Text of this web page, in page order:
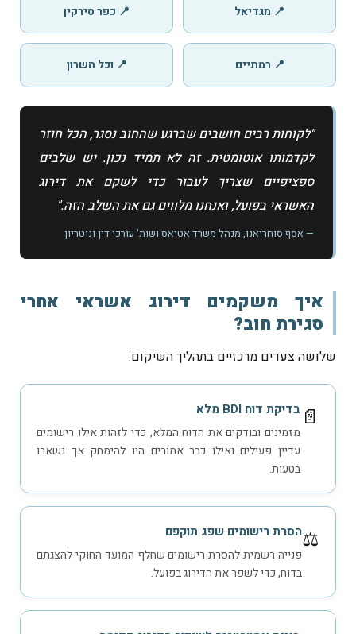
📍 מגדיאל 📍 כפר סירקין
📍 רמתיים 📍 וכל השרון
"לקוחות רבים חושבים שברגע שהחוב נסגר, הכל חוזר
לקדמותו אוטומטית. זה לא תמיד נכון. יש שלבים
ספציפיים שצריך לעבור כדי לשקם את דירוג
האשראי בפועל, ואנחנו מלווים גם את השלב הזה."
— אסף סוחריאנו, מנהל משרד אטיאס ושות' עורכי דין ונוטריון
איך משקמים דירוג אשראי אחרי
סגירת חוב?
שלושה צעדים מרכזיים בתהליך השיקום:
📄 בדיקת דוח BDI מלא
מזמינים ובודקים את הדוח המלא, כדי לזהות אילו רישומים
עדיין פעילים ואילו כבר אמורים היו להימחק אך נשארו
בטעות.
⚖️הסרת רישומים שפג תוקפם
פנייה רשמית להסרת רישומים שחלף המועד החוקי להצגתם
בדוח, כדי לשפר את הדירוג בפועל.